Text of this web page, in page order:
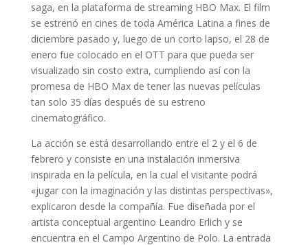
saga, en la plataforma de streaming HBO Max. El film
se estrenó en cines de toda América Latina a fines de
diciembre pasado y, luego de un corto lapso, el 28 de
enero fue colocado en el OTT para que pueda ser
visualizado sin costo extra, cumpliendo así con la
promesa de HBO Max de tener las nuevas películas
tan solo 35 días después de su estreno
cinematográfico.
La acción se está desarrollando entre el 2 y el 6 de
febrero y consiste en una instalación inmersiva
inspirada en la película, en la cual el visitante podrá
«jugar con la imaginación y las distintas perspectivas»,
explicaron desde la compañía. Fue diseñada por el
artista conceptual argentino Leandro Erlich y se
encuentra en el Campo Argentino de Polo. La entrada